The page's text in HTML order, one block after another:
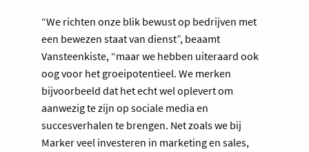
“We richten onze blik bewust op bedrijven met
een bewezen staat van dienst”, beaamt
Vansteenkiste, “maar we hebben uiteraard ook
oog voor het groeipotentieel. We merken
bijvoorbeeld dat het echt wel oplevert om
aanwezig te zijn op sociale media en
succesverhalen te brengen. Net zoals we bij
Marker veel investeren in marketing en sales,